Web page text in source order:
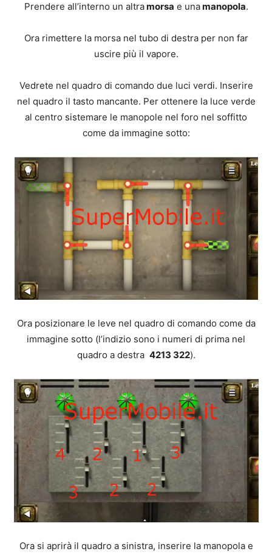
Prendere all’interno un altramorsa e unamanopola.
Ora rimettere la morsa nel tubo di destra per non far
uscire più il vapore.
Vedrete nel quadro di comando due luci verdi. Inserire
nel quadro il tasto mancante. Per ottenere la luce verde
al centro sistemare le manopole nel foro nel soffitto
come da immagine sotto:
Ora posizionare le leve nel quadro di comando come da
immagine sotto (l’indizio sono i numeri di prima nel
quadro a destra 4213 322).
Ora si aprirà il quadro a sinistra, inserire la manopola e